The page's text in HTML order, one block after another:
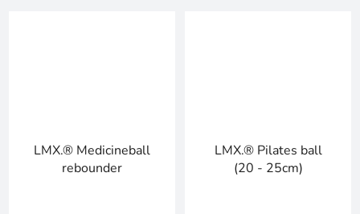
LMX.® Medicineball
rebounder
LMX.® Pilates ball
(20 - 25cm)